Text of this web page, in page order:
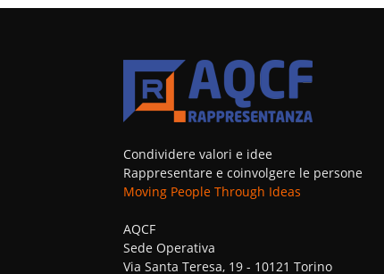
Condividere valori e idee
Rappresentare e coinvolgere le persone
Moving People Through Ideas
AQCF
Sede Operativa
Via Santa Teresa, 19 - 10121 Torino